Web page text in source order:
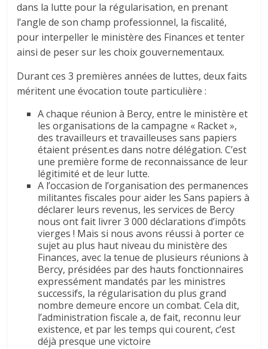
dans la lutte pour la régularisation, en prenant
l’angle de son champ professionnel, la fiscalité,
pour interpeller le ministère des Finances et tenter
ainsi de peser sur les choix gouvernementaux.
Durant ces 3 premières années de luttes, deux faits
méritent une évocation toute particulière :
A chaque réunion à Bercy, entre le ministère et
les organisations de la campagne « Racket »,
des travailleurs et travailleuses sans papiers
étaient présent.es dans notre délégation. C’est
une première forme de reconnaissance de leur
légitimité et de leur lutte.
A l’occasion de l’organisation des permanences
militantes fiscales pour aider les Sans papiers à
déclarer leurs revenus, les services de Bercy
nous ont fait livrer 3 000 déclarations d’impôts
vierges ! Mais si nous avons réussi à porter ce
sujet au plus haut niveau du ministère des
Finances, avec la tenue de plusieurs réunions à
Bercy, présidées par des hauts fonctionnaires
expressément mandatés par les ministres
successifs, la régularisation du plus grand
nombre demeure encore un combat. Cela dit,
l’administration fiscale a, de fait, reconnu leur
existence, et par les temps qui courent, c’est
déjà presque une victoire